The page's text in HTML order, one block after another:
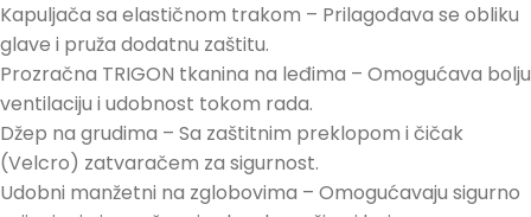
Kapuljača sa elastičnom trakom – Prilagođava se obliku
glave i pruža dodatnu zaštitu.
Prozračna TRIGON tkanina na leđima – Omogućava bolju
ventilaciju i udobnost tokom rada.
Džep na grudima – Sa zaštitnim preklopom i čičak
(Velcro) zatvaračem za sigurnost.
Udobni manžetni na zglobovima – Omogućavaju sigurno